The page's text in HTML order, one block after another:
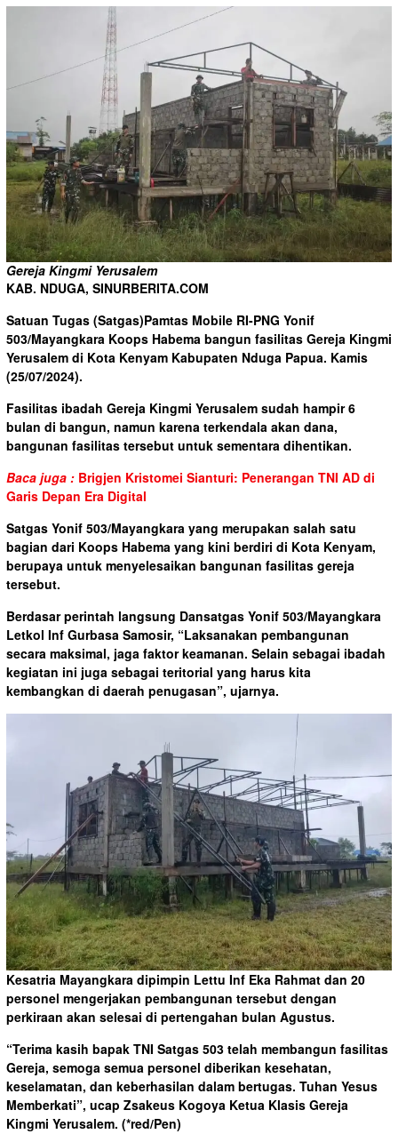
Gereja Kingmi Yerusalem
KAB. NDUGA, SINURBERITA.COM
Satuan Tugas (Satgas)Pamtas Mobile RI-PNG Yonif
503/Mayangkara Koops Habema bangun fasilitas Gereja Kingmi
Yerusalem di Kota Kenyam Kabupaten Nduga Papua. Kamis
(25/07/2024).
Fasilitas ibadah Gereja Kingmi Yerusalem sudah hampir 6
bulan di bangun, namun karena terkendala akan dana,
bangunan fasilitas tersebut untuk sementara dihentikan.
Baca juga : Brigjen Kristomei Sianturi: Penerangan TNI AD di
Garis Depan Era Digital
Satgas Yonif 503/Mayangkara yang merupakan salah satu
bagian dari Koops Habema yang kini berdiri di Kota Kenyam,
berupaya untuk menyelesaikan bangunan fasilitas gereja
tersebut.
Berdasar perintah langsung Dansatgas Yonif 503/Mayangkara
Letkol Inf Gurbasa Samosir, “Laksanakan pembangunan
secara maksimal, jaga faktor keamanan. Selain sebagai ibadah
kegiatan ini juga sebagai teritorial yang harus kita
kembangkan di daerah penugasan”, ujarnya.
Kesatria Mayangkara dipimpin Lettu Inf Eka Rahmat dan 20
personel mengerjakan pembangunan tersebut dengan
perkiraan akan selesai di pertengahan bulan Agustus.
“Terima kasih bapak TNI Satgas 503 telah membangun fasilitas
Gereja, semoga semua personel diberikan kesehatan,
keselamatan, dan keberhasilan dalam bertugas. Tuhan Yesus
Memberkati”, ucap Zsakeus Kogoya Ketua Klasis Gereja
Kingmi Yerusalem. (*red/Pen)